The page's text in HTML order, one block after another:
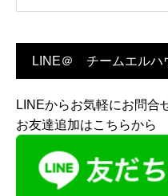
LINE＠ チームエルハ
LINEからお気軽にお問合
お友達追加はこちらから